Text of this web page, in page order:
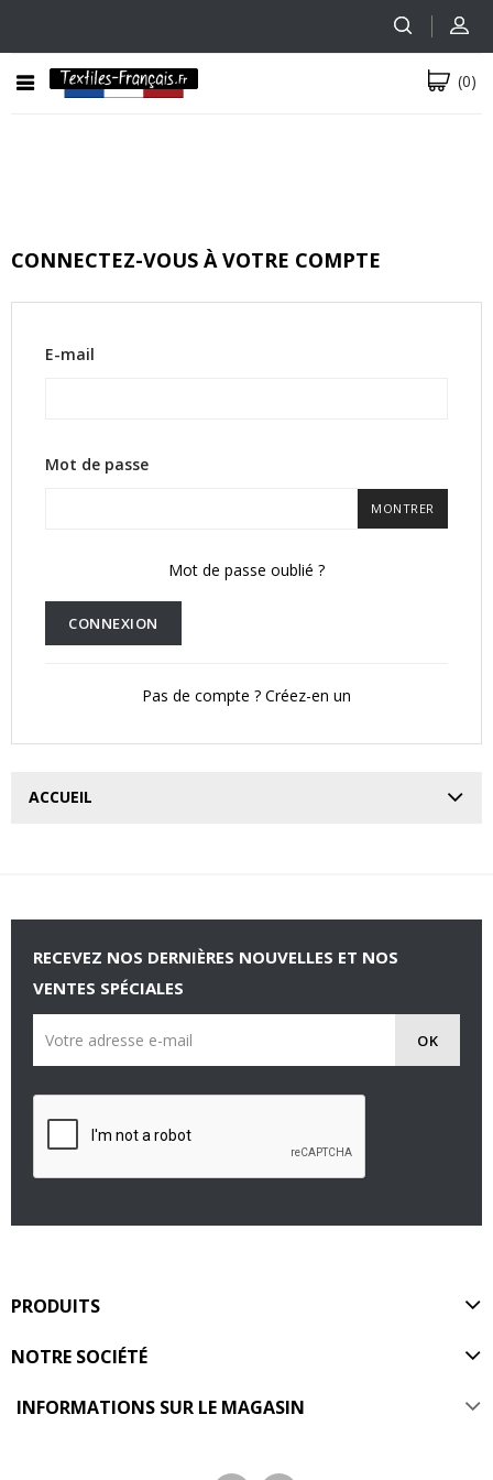
(0)
CONNECTEZ-VOUS À VOTRE COMPTE
E-mail
Mot de passe
MONTRER
Mot de passe oublié ?
CONNEXION
Pas de compte ? Créez-en un
ACCUEIL
RECEVEZ NOS DERNIÈRES NOUVELLES ET NOS
VENTES SPÉCIALES
PRODUITS
NOTRE SOCIÉTÉ
INFORMATIONS SUR LE MAGASIN